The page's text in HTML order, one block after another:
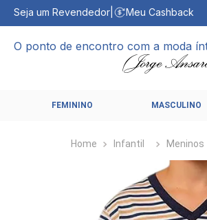
Seja um Revendedor Meu Cashback
O ponto de encontro com a moda
FEMININO MASCULINO
Infantil Meninos